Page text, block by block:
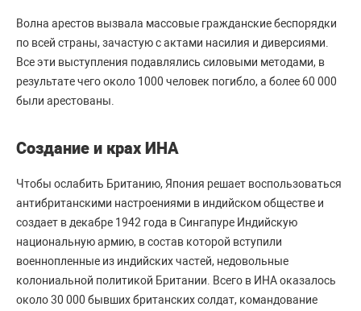
Волна арестов вызвала массовые гражданские беспорядки
по всей страны, зачастую с актами насилия и диверсиями.
Все эти выступления подавлялись силовыми методами, в
результате чего около 1000 человек погибло, а более 60 000
были арестованы.
Создание и крах ИНА
Чтобы ослабить Британию, Япония решает воспользоваться
антибританскими настроениями в индийском обществе и
создает в декабре 1942 года в Сингапуре Индийскую
национальную армию, в состав которой вступили
военнопленные из индийских частей, недовольные
колониальной политикой Британии. Всего в ИНА оказалось
около 30 000 бывших британских солдат, командование